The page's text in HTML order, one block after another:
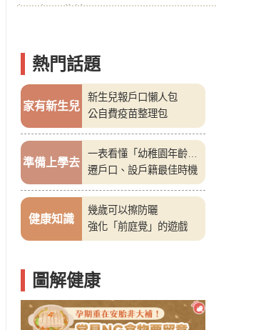
提醒好孕秘訣
熱門話題
家有新生兒
新生兒報戶口懶人包
公自費疫苗整理包
準備上學去
一表看懂「幼稚園年齡
表」
遷戶口、設戶籍最佳時機
健康知識
幾歲可以擦防曬
強化「前庭覺」的遊戲
圖解健康